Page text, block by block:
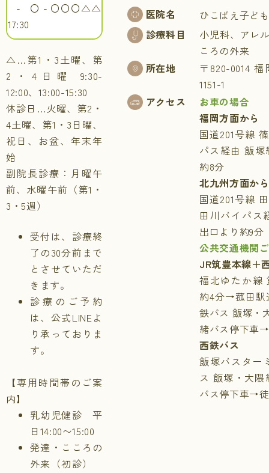
-
17:30
〇 - 〇〇〇△△
△…第1・3土曜、第
2・4日曜 9:30-
12:00、13:00-15:30
休診日…火曜、第2・
4土曜、第1・3日曜、
祝日、お盆、年末年
始
副院長診療：月曜午
前、水曜午前（第1・
3・5週）
受付は、診療終
了の30分前まで
とさせていただ
きます。
診療のご予約
は、公式LINEよ
り承っておりま
す。
【専用時間帯のご案
内】
乳幼児健診 平
日14:00〜15:00
発達・こころの
外来（初診）
医院名
ひこばえ子ど
診療科目
小児科、アレ
ころの外来
所在地
〒820-0014
1151-1
アクセス
お車の場合
福岡方面から
国道201号線
パス経由 飯
約8分
北九州方面から
国道201号線
田川バイパス
出口より約9分
公共交通機関
JR筑豊本線＋
福北ゆたか
約4分→菰田駅
鉄バス 飯塚・
緒バス停下車
西鉄バス
飯塚バスター
ス 飯塚・大
バス停下車→